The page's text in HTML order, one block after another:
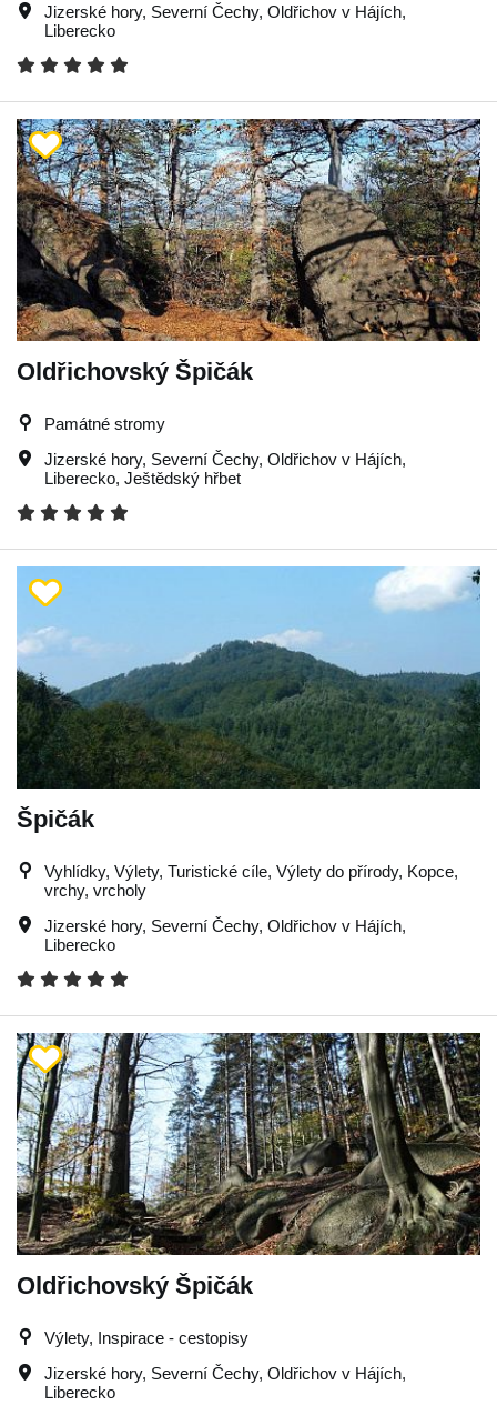
Jizerské hory, Severní Čechy, Oldřichov v Hájích,
Liberecko
Oldřichovský Špičák
Památné stromy
Jizerské hory, Severní Čechy, Oldřichov v Hájích,
Liberecko, Ještědský hřbet
Špičák
Vyhlídky, Výlety, Turistické cíle, Výlety do přírody, Kopce,
vrchy, vrcholy
Jizerské hory, Severní Čechy, Oldřichov v Hájích,
Liberecko
Oldřichovský Špičák
Výlety, Inspirace - cestopisy
Jizerské hory, Severní Čechy, Oldřichov v Hájích,
Liberecko